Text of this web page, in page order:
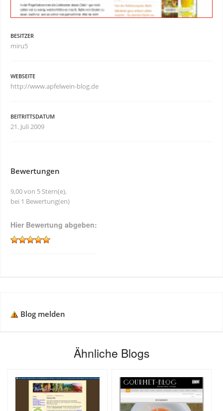
BESITZER
miru5
WEBSEITE
http://www.apfelwein-blog.de
BEITRITTSDATUM
21. Juli 2009
Bewertungen
9,00 von 5 Stern(e),
bei 1 Bewertung(en)
Hier Bewertung abgeben:
Blog melden
Ähnliche Blogs